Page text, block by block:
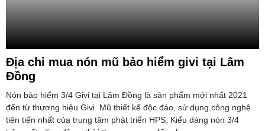
Địa chỉ mua nón mũ bảo hiểm givi tại Lâm
Đồng
Nón bảo hiểm 3/4 Givi tại Lâm Đồng là sản phẩm mới nhất 2021
đến từ thương hiệu Givi. Mũ thiết kế độc đáo, sử dụng công nghệ
tiên tiến nhất của trung tâm phát triển HPS. Kiểu dáng nón 3/4